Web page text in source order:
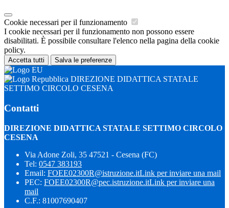
Cookie necessari per il funzionamento
I cookie necessari per il funzionamento non possono essere
disabilitati. È possibile consultare l'elenco nella pagina della cookie
policy.
Accetta tutti Salva le preferenze
DIREZIONE DIDATTICA STATALE
SETTIMO CIRCOLO CESENA
Contatti
DIREZIONE DIDATTICA STATALE SETTIMO CIRCOLO
CESENA
Via Adone Zoli, 35 47521 - Cesena (FC)
Tel: 0547 383193
Email: FOEE02300R@istruzione.itLink per inviare una mail
PEC: FOEE02300R@pec.istruzione.itLink per inviare una
mail
C.F.: 81007690407